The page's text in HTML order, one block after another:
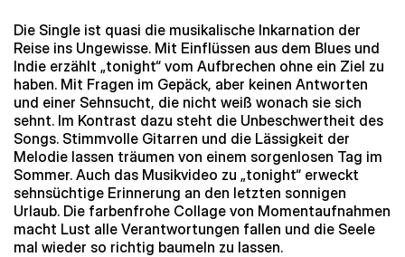
Die Single ist quasi die musikalische Inkarnation der
Reise ins Ungewisse. Mit Einflüssen aus dem Blues und
Indie erzählt „tonight“ vom Aufbrechen ohne ein Ziel zu
haben. Mit Fragen im Gepäck, aber keinen Antworten
und einer Sehnsucht, die nicht weiß wonach sie sich
sehnt. Im Kontrast dazu steht die Unbeschwertheit des
Songs. Stimmvolle Gitarren und die Lässigkeit der
Melodie lassen träumen von einem sorgenlosen Tag im
Sommer. Auch das Musikvideo zu „tonight“ erweckt
sehnsüchtige Erinnerung an den letzten sonnigen
Urlaub. Die farbenfrohe Collage von Momentaufnahmen
macht Lust alle Verantwortungen fallen und die Seele
mal wieder so richtig baumeln zu lassen.